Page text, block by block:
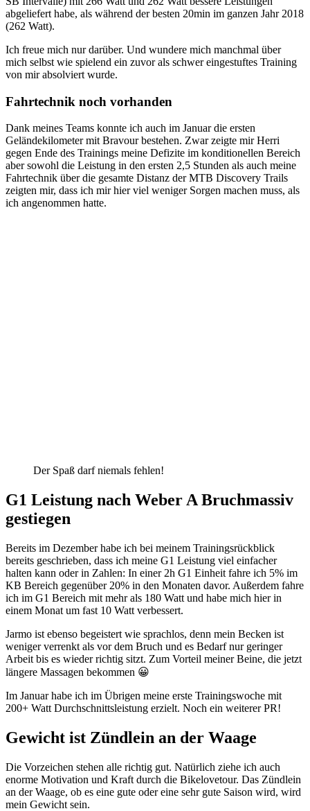
abgeliefert habe, als während der besten 20min im ganzen Jahr 2018
(262 Watt).
Ich freue mich nur darüber. Und wundere mich manchmal über
mich selbst wie spielend ein zuvor als schwer eingestuftes Training
von mir absolviert wurde.
Fahrtechnik noch vorhanden
Dank meines Teams konnte ich auch im Januar die ersten
Geländekilometer mit Bravour bestehen. Zwar zeigte mir Herri
gegen Ende des Trainings meine Defizite im konditionellen Bereich
aber sowohl die Leistung in den ersten 2,5 Stunden als auch meine
Fahrtechnik über die gesamte Distanz der MTB Discovery Trails
zeigten mir, dass ich mir hier viel weniger Sorgen machen muss, als
ich angenommen hatte.
Der Spaß darf niemals fehlen!
G1 Leistung nach Weber A Bruchmassiv
gestiegen
Bereits im Dezember habe ich bei meinem Trainingsrückblick
bereits geschrieben, dass ich meine G1 Leistung viel einfacher
halten kann oder in Zahlen: In einer 2h G1 Einheit fahre ich 5% im
KB Bereich gegenüber 20% in den Monaten davor. Außerdem fahre
ich im G1 Bereich mit mehr als 180 Watt und habe mich hier in
einem Monat um fast 10 Watt verbessert.
Jarmo ist ebenso begeistert wie sprachlos, denn mein Becken ist
weniger verrenkt als vor dem Bruch und es Bedarf nur geringer
Arbeit bis es wieder richtig sitzt. Zum Vorteil meiner Beine, die jetzt
längere Massagen bekommen 😀
Im Januar habe ich im Übrigen meine erste Trainingswoche mit
200+ Watt Durchschnittsleistung erzielt. Noch ein weiterer PR!
Gewicht ist Zündlein an der Waage
Die Vorzeichen stehen alle richtig gut. Natürlich ziehe ich auch
enorme Motivation und Kraft durch die Bikelovetour. Das Zündlein
an der Waage, ob es eine gute oder eine sehr gute Saison wird, wird
mein Gewicht sein.